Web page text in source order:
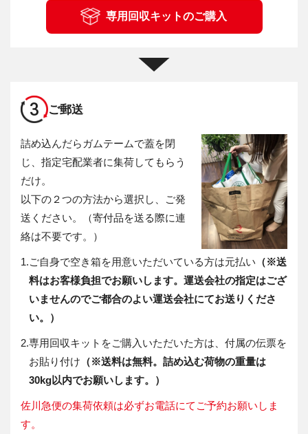
専用回収キットのご購入
3 ご郵送
詰め込んだらガムテームで蓋を閉
じ、指定宅配業者に集荷してもらう
だけ。
以下の２つの方法から選択し、ご発
送ください。（寄付品を送る際に連
絡は不要です。）
1.ご自身で空き箱を用意いただいている方は元払い （※送
料はお客様負担でお願いします。運送会社の指定はござ
いませんのでご都合のよい運送会社にてお送りくださ
い。）
2.専用回収キットをご購入いただいた方は、付属の伝票を
お貼り付け （※送料は無料。詰め込む荷物の重量は
30kg以内でお願いします。）
佐川急便の集荷依頼は必ずお電話にてご予約お願いしま
す。